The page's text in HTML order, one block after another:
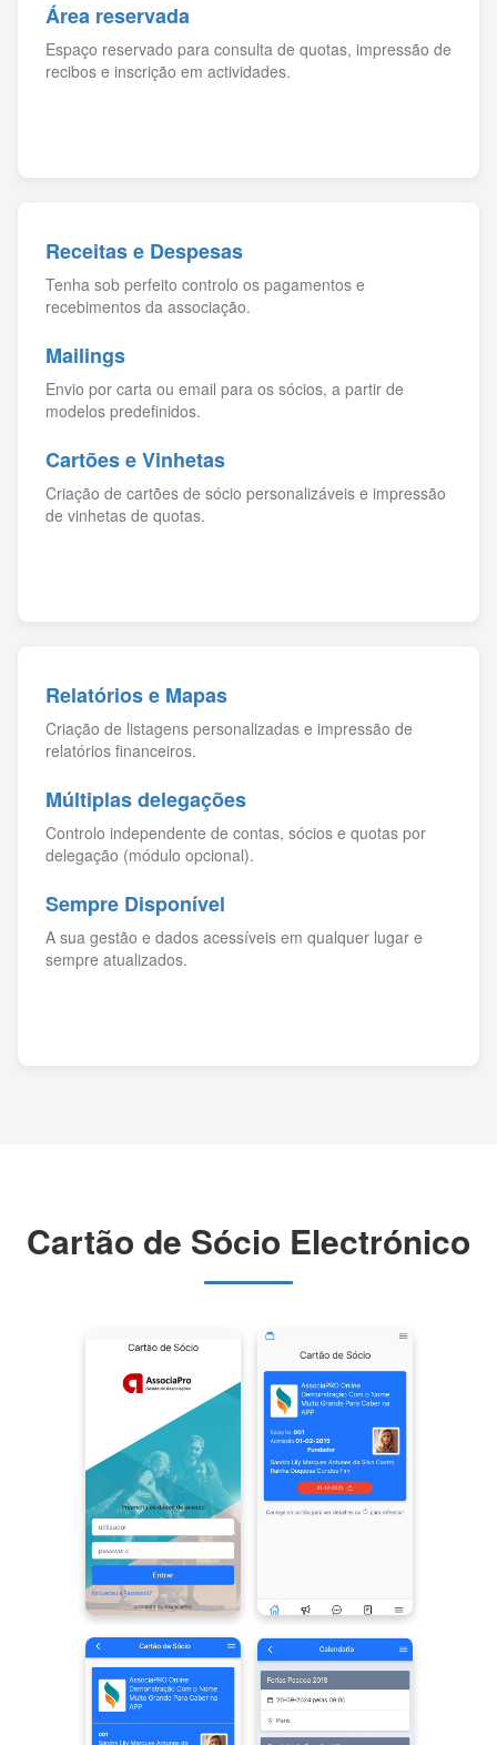
Área reservada
Espaço reservado para consulta de quotas, impressão de
recibos e inscrição em actividades.
Receitas e Despesas
Tenha sob perfeito controlo os pagamentos e
recebimentos da associação.
Mailings
Envio por carta ou email para os sócios, a partir de
modelos predefinidos.
Cartões e Vinhetas
Criação de cartões de sócio personalizáveis e impressão
de vinhetas de quotas.
Relatórios e Mapas
Criação de listagens personalizadas e impressão de
relatórios financeiros.
Múltiplas delegações
Controlo independente de contas, sócios e quotas por
delegação (módulo opcional).
Sempre Disponível
A sua gestão e dados acessíveis em qualquer lugar e
sempre atualizados.
Cartão de Sócio Electrónico